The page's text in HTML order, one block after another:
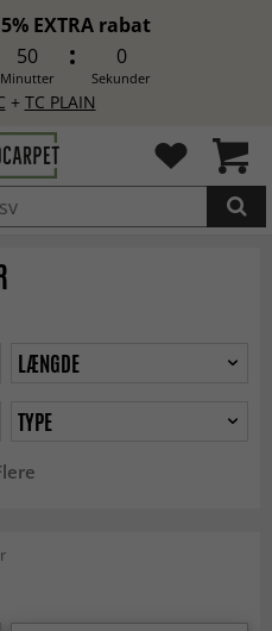
EXTRA rabat
49
Minutter
57
Sekunder
+ TC PLAIN
LÆNGDE
TYPE